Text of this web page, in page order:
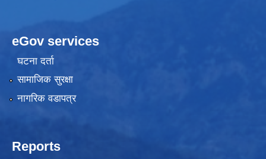
eGov services
घटना दर्ता
सामाजिक सुरक्षा
नागरिक वडापत्र
Reports